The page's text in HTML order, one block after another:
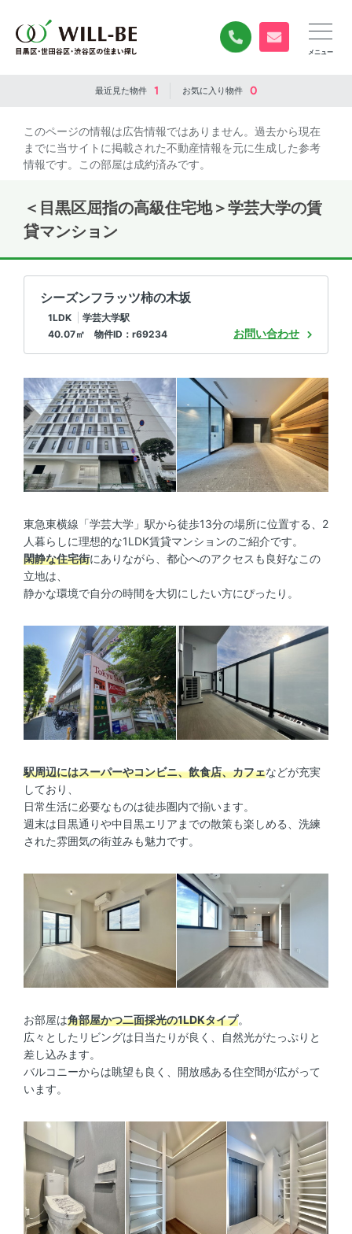
0120-840-834
無料お問い合
最近見た物件 1 お気に入り物件 0
このページの情報は広告情報ではありません。過去から現在
までに当サイトに掲載された不動産情報を元に生成した参考
情報です。この部屋は成約済みです。
＜目黒区屈指の高級住宅地＞学芸大学の賃
貸マンション
シーズンフラッツ柿の木坂
1LDK
学芸大学駅
40.07㎡ 物件ID：r69234
お問い合わせ
東急東横線「学芸大学」駅から徒歩13分の場所に位置する、2
人暮らしに理想的な1LDK賃貸マンションのご紹介です。
閑静な住宅街にありながら、都心へのアクセスも良好なこの
立地は、
静かな環境で自分の時間を大切にしたい方にぴったり。
駅周辺にはスーパーやコンビニ、飲食店、カフェなどが充実
しており、
日常生活に必要なものは徒歩圏内で揃います。
週末は目黒通りや中目黒エリアまでの散策も楽しめる、洗練
された雰囲気の街並みも魅力です。
お部屋は角部屋かつ二面採光の1LDKタイプ。
広々としたリビングは日当たりが良く、自然光がたっぷりと
差し込みます。
バルコニーからは眺望も良く、開放感ある住空間が広がって
います。